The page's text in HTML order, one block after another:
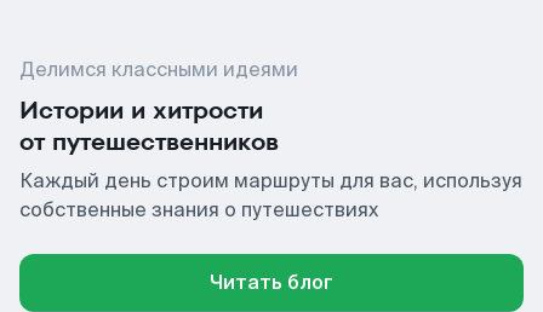
Делимся классными идеями
Истории и хитрости
от путешественников
Каждый день строим маршруты для вас, используя
собственные знания о путешествиях
Читать блог